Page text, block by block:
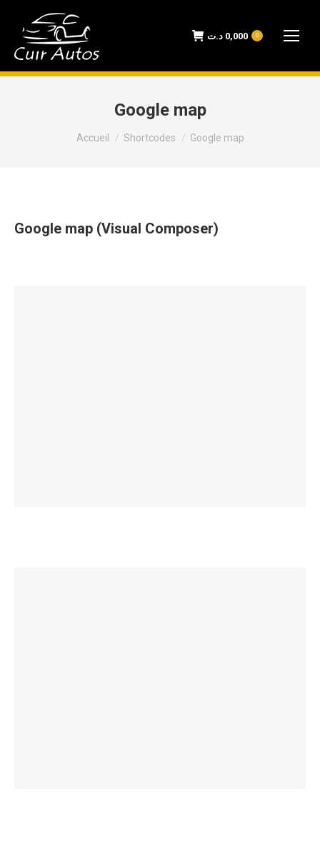
0,000 د.ت 0
Google map
Accueil Shortcodes Google map
Google map (Visual Composer)